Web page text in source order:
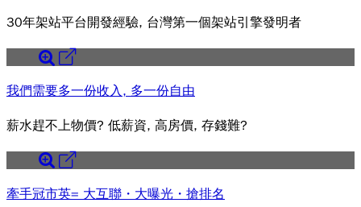
30年架站平台開發經驗, 台灣第一個架站引擎發明者
我們需要多一份收入, 多一份自由
薪水趕不上物價? 低薪資, 高房價, 存錢難?
牽手冠市英= 大互聯・大曝光・搶排名